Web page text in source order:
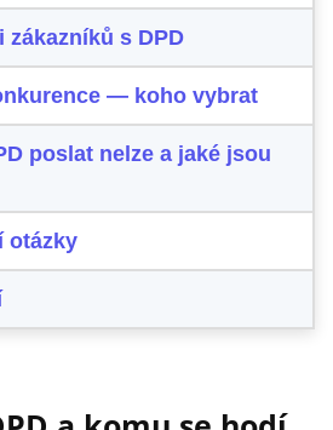
zákazníků s DPD
— koho vybrat
poslat nelze a jaké jsou
otázky